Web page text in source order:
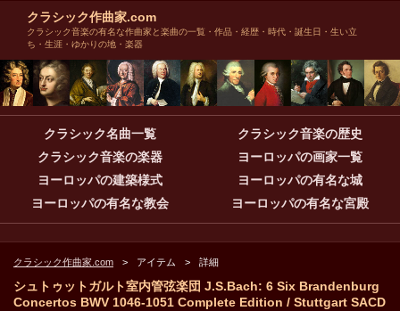
クラシック作曲家.com
クラシック音楽の有名な作曲家と楽曲の一覧・作品・経歴・時代・誕生日・生い立
ち・生涯・ゆかりの地・楽器
クラシック名曲一覧
クラシック音楽の歴史
クラシック音楽の楽器
ヨーロッパの画家一覧
ヨーロッパの建築様式
ヨーロッパの有名な城
ヨーロッパの有名な教会
ヨーロッパの有名な宮殿
クラシック作曲家.com アイテム 詳細
シュトゥットガルト室内管弦楽団 J.S.Bach: 6 Six Brandenburg
Concertos BWV 1046-1051 Complete Edition / Stuttgart SACD